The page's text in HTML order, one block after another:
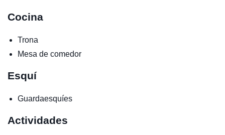
Cocina
Trona
Mesa de comedor
Esquí
Guardaesquíes
Actividades